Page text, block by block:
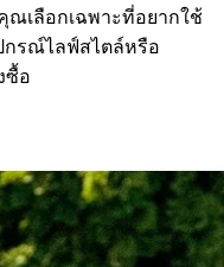
ณเลือกเฉพาะที่อยากใช้
ปกรณ์ไลฟ์สไตล์หรือ
ซื้อ